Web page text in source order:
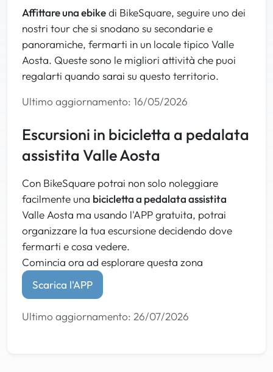
alla chiesetta e giunti sulla strada andate a destra.
Proseguite per circa 300 m e prendete il sentiero che
si trova alla sinistra prima del parcheggio. Salite fino
al parcheggio di Clou e proseguite per tornare
davanti al Bar Tantane' zona di partenza.
quotidiano!!!
Affittare una ebikedi BikeSquare, seguire uno dei
nostri tour che si snodano su secondarie e
panoramiche, fermarti in un locale tipico Valle
Aosta. Queste sono le migliori attività che puoi
regalarti quando sarai su questo territorio.
Ultimo aggiornamento: 16/05/2026
Escursioni in bicicletta a pedalata
assistita Valle Aosta
Con BikeSquare potrai non solo noleggiare
facilmente una bicicletta a pedalata assistita
Valle Aosta ma usando l'APP gratuita, potrai
organizzare la tua escursione decidendo dove
fermarti e cosa vedere.
Comincia ora ad esplorare questa zona
Scarica l'APP
Ultimo aggiornamento: 26/07/2026